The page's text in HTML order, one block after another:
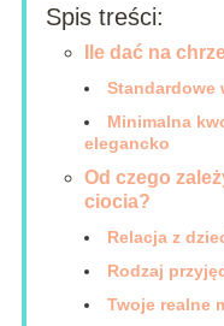
Spis treści:
Ile dać na
Standardowe
Minimalna
elegancko
Od czego
ciocia?
Relacja z
Rodzaj
Twoje realne